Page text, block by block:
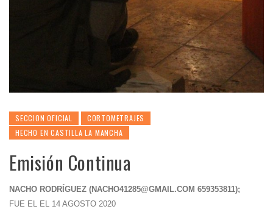
SECCION OFICIAL
CORTOMETRAJES
HECHO EN CASTILLA LA MANCHA
Emisión Continua
NACHO RODRÍGUEZ (NACHO41285@GMAIL.COM 659353811);
FUE EL EL 14 AGOSTO 2020